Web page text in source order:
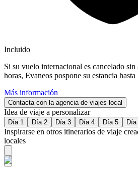
Incluido
Si su vuelo internacional es cancelado
horas, Evaneos pospone su estancia hasta
Más información
Contacta con la agencia de viajes local
Idea de viaje a personalizar
Día 1 Día 2 Día 3 Día 4 Día 5 Día
Inspirarse en otros itinerarios de viaje
locales